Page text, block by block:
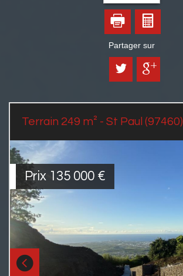
Partager sur
Terrain 249 m² - St Paul (97460)
Prix 135 000 €